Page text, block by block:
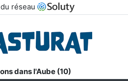
réseau
dans l'Aube (10)